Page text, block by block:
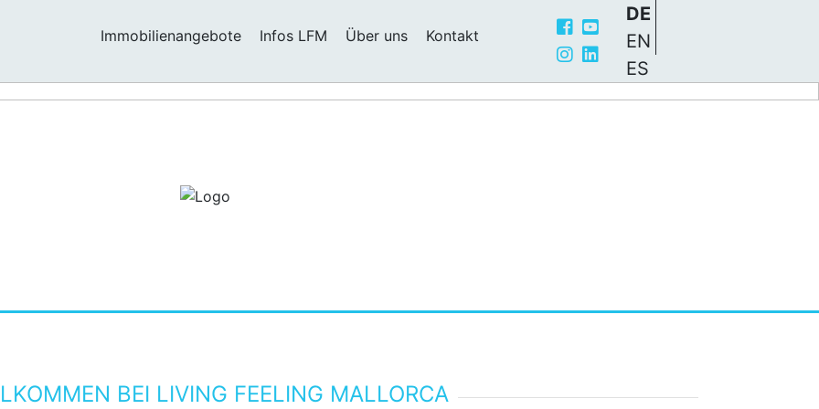
Immobilienangebote Infos LFM Über uns Kontakt
DE
EN
ES
BEI LIVING FEELING MALLORCA